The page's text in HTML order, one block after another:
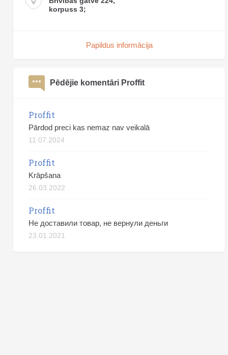
korpuss 3;
Papildus informācija
Pēdējie komentāri Proffit
Proffit
Pārdod preci kas nemaz nav veikalā
11.07.2024
Proffit
Krāpšana
26.03.2022
Proffit
Не доставили товар, не вернули деньги
23.01.2021